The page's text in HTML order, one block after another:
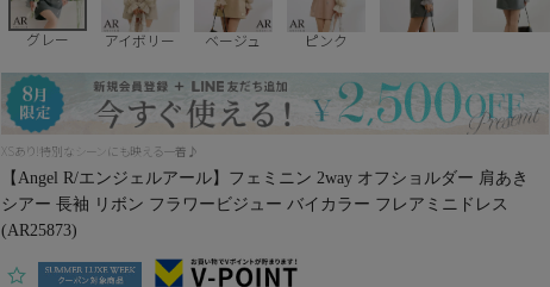
グレー アイボリー ベージュ ピンク
XSあり!特別なシーンにも映える一着♪
【Angel R/エンジェルアール】フェミニン 2way オフショルダー 肩あき
シアー 長袖 リボン フラワービジュー バイカラー フレアミニドレス
(AR25873)